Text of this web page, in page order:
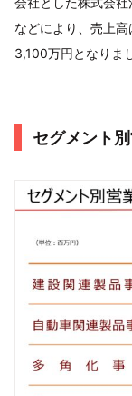
などにより、売上
3,100万円となりま
セグメント